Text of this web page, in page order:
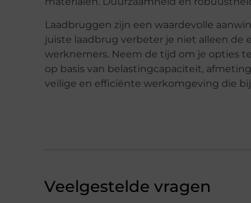
Laadbruggen zijn een waardevolle
juiste laadbrug verbeter je niet alleen de
werknemers. Neem de tijd om je opties
op basis van belastingcapaciteit,
veilige en efficiënte werkomgeving die
Veelgestelde vragen